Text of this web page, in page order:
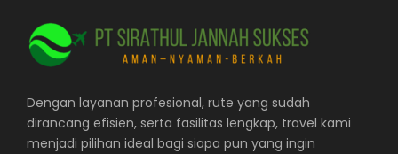
Dengan layanan profesional, rute yang sudah
dirancang efisien, serta fasilitas lengkap, travel kami
menjadi pilihan ideal bagi siapa pun yang ingin